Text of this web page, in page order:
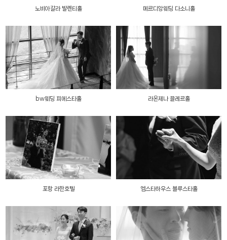
노비아갈라 발렌티홀 메르디앙웨딩 다소니홀
bw웨딩 피에스타홀 라온제나 끌레르홀
포항 라한호텔 엠스타하우스 블루스타홀